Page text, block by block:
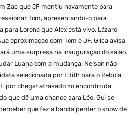
Zac que JF mentiu novamente para
Tom, apresentando-o para
para Lorena que Alex está vivo. Lázaro
aproximação com Tom e JF. Gilda avisa
uma surpresa na inauguração do salão.
Luana com a mudança. Nelson não
selecionada por Edith para o Rebola
por chegar atrasado no encontro da
que dê uma chance para Léo. Gui se
que fez a banda perder o show de